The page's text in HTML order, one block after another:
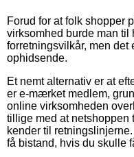
Forud for at folk shopper
virksomhed burde man til
forretningsvilkår, men
ophidsende.
Et nemt alternativ er at
er e-mærket medlem,
online virksomheden
tillige med at netshoppen
kender til
få bistand, hvis du skulle